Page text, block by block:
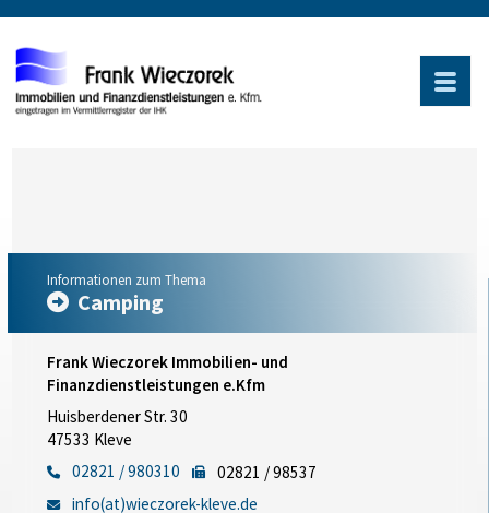
Informationen zum Thema
Camping
Frank Wieczorek Immobilien- und
Finanzdienstleistungen e.Kfm
Huisberdener Str. 30
47533 Kleve
02821 / 980310
02821 / 98537
info(at)wieczorek-kleve.de